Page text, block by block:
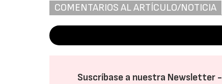
COMENTARIOS AL ARTÍCULO/NOTICIA
Suscríbase a nuestra Newsletter -